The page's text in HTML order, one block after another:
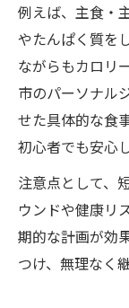
健康的
ダイ
体質に
日立市
持続可能
ダイエ
健康的
ストレ
例えば、主食・
やたんぱく質を
ながらもカロリ
市のパーソナル
せた具体的な食
初心者でも安心
注意点として、
ウンドや健康リ
期的な計画が効
つけ、無理なく